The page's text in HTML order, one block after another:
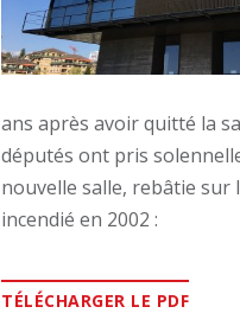
ans après avoir quitté la
députés ont pris
nouvelle salle, rebâtie sur
incendié en 2002 :
TÉLÉCHARGER LE PDF